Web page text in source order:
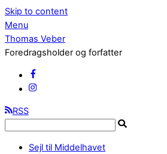
Skip to content
Menu
Thomas Veber
Foredragsholder og forfatter
RSS
Sejl til Middelhavet